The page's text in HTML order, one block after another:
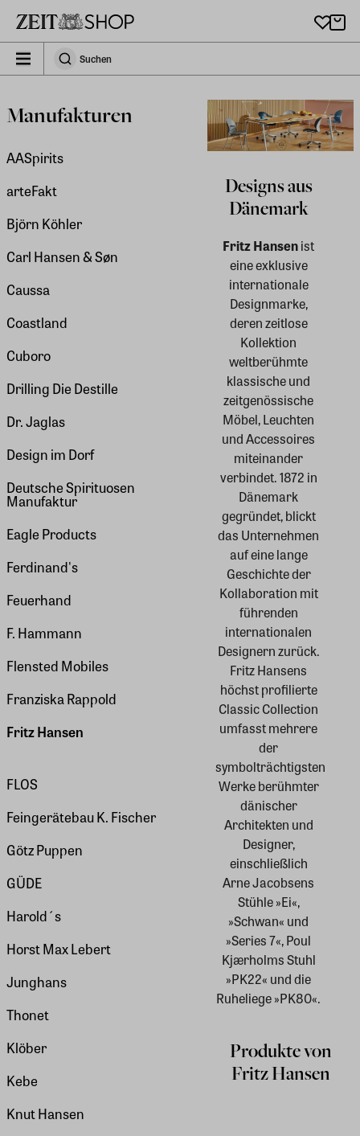
zeit_storefront.components.search.collapsed
SuchenSuchen
Manufakturen
AASpirits
arteFakt
Björn Köhler
Carl Hansen & Søn
Caussa
Coastland
Cuboro
Drilling Die Destille
Dr. Jaglas
Design im Dorf
Deutsche Spirituosen
Manufaktur
Eagle Products
Ferdinand's
Feuerhand
F. Hammann
Flensted Mobiles
Franziska Rappold
Fritz Hansen
FLOS
Feingerätebau K. Fischer
Götz Puppen
GÜDE
Harold´s
Horst Max Lebert
Junghans
Thonet
Klöber
Kebe
Knut Hansen
Designs aus
Dänemark
Fritz Hansenist
eine exklusive
internationale
Designmarke,
deren zeitlose
Kollektion
weltberühmte
klassische und
zeitgenössische
Möbel, Leuchten
und Accessoires
miteinander
verbindet. 1872 in
Dänemark
gegründet, blickt
das Unternehmen
auf eine lange
Geschichte der
Kollaboration mit
führenden
internationalen
Designern zurück.
Fritz Hansens
höchst profilierte
Classic Collection
umfasst mehrere
der
symbolträchtigsten
Werke berühmter
dänischer
Architekten und
Designer,
einschließlich
Arne Jacobsens
Stühle »Ei«,
»Schwan« und
»Series 7«, Poul
Kjærholms Stuhl
»PK22« und die
Ruheliege »PK80«.
Produkte von
Fritz Hansen